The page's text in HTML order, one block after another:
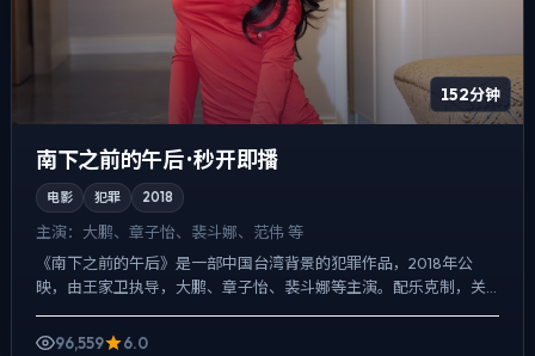
152分钟
南下之前的午后 · 秒开即播
电影 犯罪 2018
主演： 大鹏、章子怡、裴斗娜、范伟 等
《南下之前的午后》是一部中国台湾背景的犯罪作品，2018年公
映，由王家卫执导，大鹏、章子怡、裴斗娜等主演。配乐克制，关
键场面反而以环境声托情绪，人物在道德灰区反复试探，观众情绪...
96,559
6.0